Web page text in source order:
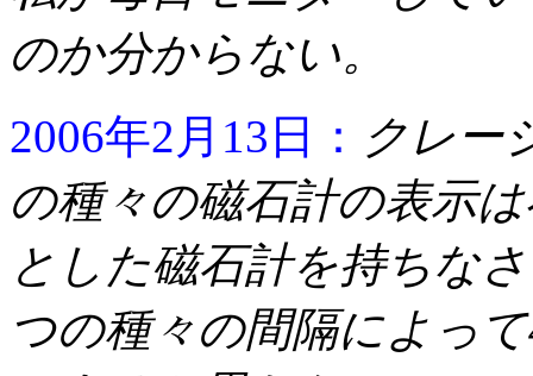
のか分からない。
2006年2月13日： クレー
の種々の磁石計の表示
とした磁石計を持ちな
つの種々の間隔によっ